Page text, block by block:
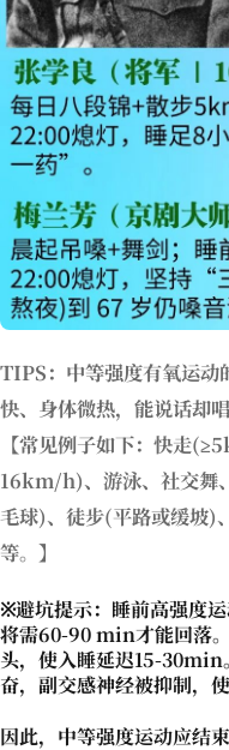
TIPS：中等强度有氧运动
快、身体微热，能说话却
【常见例子如下：快走
16km/h)、游泳、社交舞
毛球)、徒步(平路或缓坡)
等。】
※避坑提示：睡前高强度
将需60-90 min才能回落
头，使入睡延迟15-30min
奋，副交感神经被抑制，
因此，中等强度运动应结